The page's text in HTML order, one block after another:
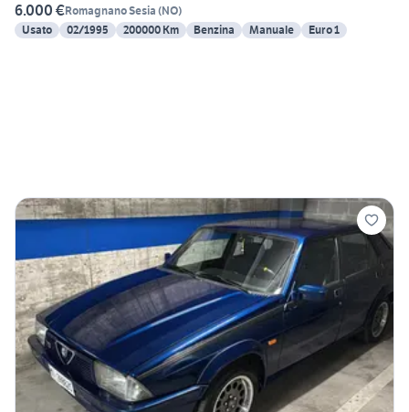
6.000 €Romagnano Sesia (NO)
Usato
02/1995 200000 Km Benzina Manuale Euro 1